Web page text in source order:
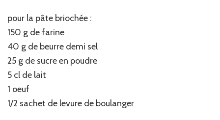
pour la pâte briochée :
150 g de farine
40 g de beurre demi sel
25 g de sucre en poudre
5 cl de lait
1 oeuf
1/2 sachet de levure de boulanger